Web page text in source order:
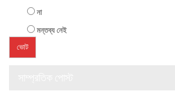
না
মন্তব্য নেই